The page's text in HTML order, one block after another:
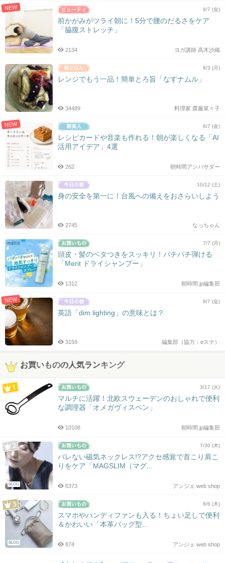
NEW 8/7 (金)
前かがみがツライ朝に！5分で腰のだるさをケア
「脇腹ストレッチ」
ヨガ講師 高木沙織
2134
8/3 (月)
レンジでもう一品！簡単とろ旨「なすナムル」
料理家 齋藤菜々子
34489
NEW 8/7 (金)
レシピカードや音楽も作れる！朝が楽しくなる「AI
活用アイデア」4選
朝時間アンバサダー
262
10/12 (土)
身の安全を第一に！台風への備えをおさらいしよう
なっちゃん
2745
7/7 (月)
頭皮・髪のベタつきをスッキリ！パチパチ弾ける
「Merit ドライシャンプー」
朝時間.jp編集部
1312
NEW 8/7 (金)
英語「dim lighting」の意味とは？
編集部（協力：eステ）
3159
お買いものの人気ランキング
3/17 (火)
マルチに活躍！北欧スウェーデンのおしゃれで便利
な調理器「オメガヴィスペン」
朝時間.jp編集部
10108
BLOG
7/30 (木)
バレない磁気ネックレス!?アクセ感覚で首こり肩こ
りをケア「MAGSLIM（マグ...
アンジェ web shop
6373
BLOG
8/6 (木)
スマホやハンディファンも入る！ちょい足しで便利
＆かわいい「本革バッグ型...
アンジェ web shop
874